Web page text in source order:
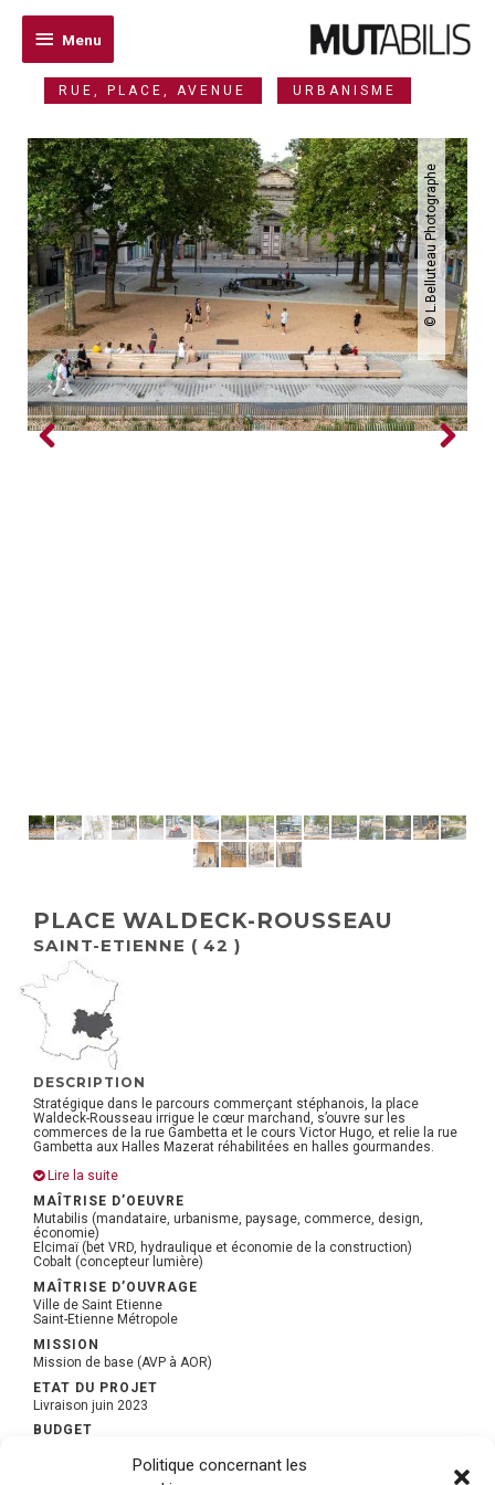
Politique concernant les
Menu
Menu
RUE, PLACE, AVENUE URBANISME
© L.Belluteau Photographe
PLACE WALDECK-ROUSSEAU
SAINT-ETIENNE ( 42 )
DESCRIPTION
Stratégique dans le parcours commerçant stéphanois, la place
Waldeck-Rousseau irrigue le cœur marchand, s’ouvre sur les
commerces de la rue Gambetta et le cours Victor Hugo, et relie la rue
Gambetta aux Halles Mazerat réhabilitées en halles gourmandes.
Lire la suite
MAÎTRISE D’OEUVRE
Mutabilis (mandataire, urbanisme, paysage, commerce, design,
économie)
Elcimaï (bet VRD, hydraulique et économie de la construction)
Cobalt (concepteur lumière)
MAÎTRISE D’OUVRAGE
Ville de Saint Etienne
Saint-Etienne Métropole
MISSION
Mission de base (AVP à AOR)
ETAT DU PROJET
Livraison juin 2023
BUDGET